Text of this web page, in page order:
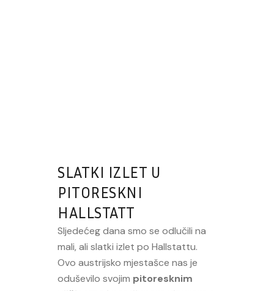
SLATKI IZLET U
PITORESKNI
HALLSTATT
Sljedećeg dana smo se odlučili na
mali, ali slatki izlet po Hallstattu.
Ovo austrijsko mjestašce nas je
oduševilo svojim pitoresknim